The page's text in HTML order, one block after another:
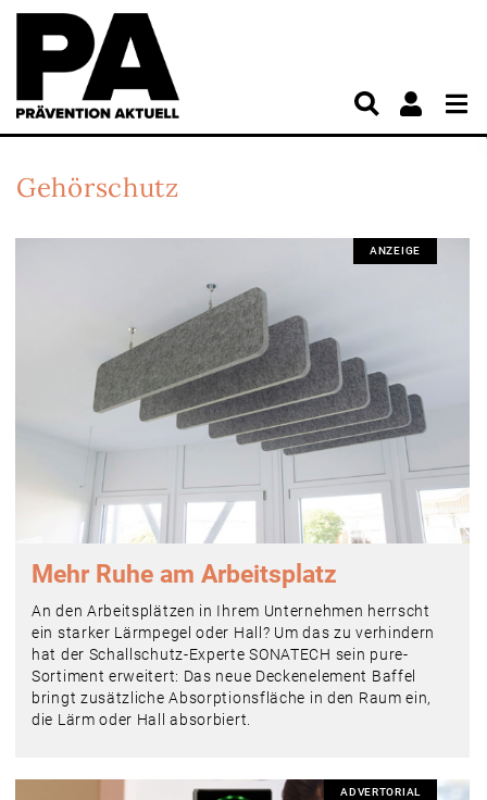
Gehörschutz
ANZEIGE
Mehr Ruhe am Arbeitsplatz
An den Arbeitsplätzen in Ihrem Unternehmen herrscht
ein starker Lärmpegel oder Hall? Um das zu verhindern
hat der Schallschutz-Experte SONATECH sein pure-
Sortiment erweitert: Das neue Deckenelement Baffel
bringt zusätzliche Absorptionsfläche in den Raum ein,
die Lärm oder Hall absorbiert.
ADVERTORIAL